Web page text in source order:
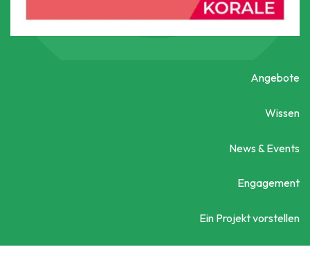
Angebote
Wissen
News & Events
Engagement
Ein Projekt vorstellen